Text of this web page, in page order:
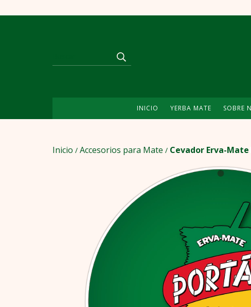
INICIO YERBA MATE SOBRE
Inicio / Accesorios para Mate / Cevador Erva-